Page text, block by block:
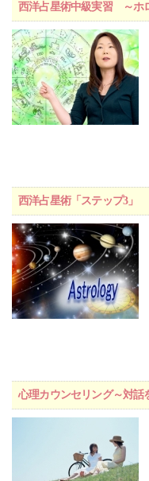
西洋占星術中級実習 ～ホ
西洋占星術「ステップ3」
心理カウンセリング～対話